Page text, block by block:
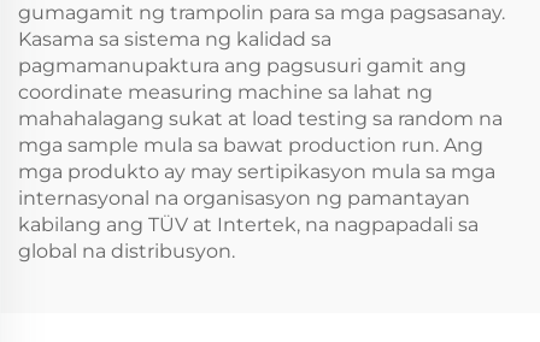
gumagamit ng trampolin para sa mga pagsasanay.
Kasama sa sistema ng kalidad sa
pagmamanupaktura ang pagsusuri gamit ang
coordinate measuring machine sa lahat ng
mahahalagang sukat at load testing sa random na
mga sample mula sa bawat production run. Ang
mga produkto ay may sertipikasyon mula sa mga
internasyonal na organisasyon ng pamantayan
kabilang ang TÜV at Intertek, na nagpapadali sa
global na distribusyon.